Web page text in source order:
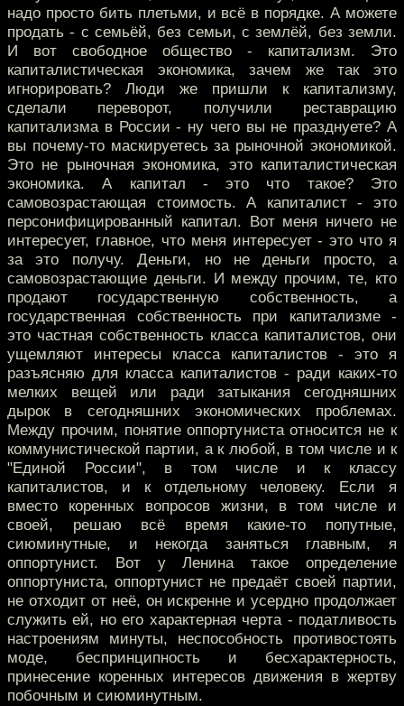
надо просто бить плетьми, и всё в порядке. А можете
продать - с семьёй, без семьи, с землёй, без земли.
И вот свободное общество - капитализм. Это
капиталистическая экономика, зачем же так это
игнорировать? Люди же пришли к капитализму,
сделали переворот, получили реставрацию
капитализма в России - ну чего вы не празднуете? А
вы почему-то маскируетесь за рыночной экономикой.
Это не рыночная экономика, это капиталистическая
экономика. А капитал - это что такое? Это
самовозрастающая стоимость. А капиталист - это
персонифицированный капитал. Вот меня ничего не
интересует, главное, что меня интересует - это что я
за это получу. Деньги, но не деньги просто, а
самовозрастающие деньги. И между прочим, те, кто
продают государственную собственность, а
государственная собственность при капитализме -
это частная собственность класса капиталистов, они
ущемляют интересы класса капиталистов - это я
разъясняю для класса капиталистов - ради каких-то
мелких вещей или ради затыкания сегодняшних
дырок в сегодняшних экономических проблемах.
Между прочим, понятие оппортуниста относится не к
коммунистической партии, а к любой, в том числе и к
"Единой России", в том числе и к классу
капиталистов, и к отдельному человеку. Если я
вместо коренных вопросов жизни, в том числе и
своей, решаю всё время какие-то попутные,
сиюминутные, и некогда заняться главным, я
оппортунист. Вот у Ленина такое определение
оппортуниста, оппортунист не предаёт своей партии,
не отходит от неё, он искренне и усердно продолжает
служить ей, но его характерная черта - податливость
настроениям минуты, неспособность противостоять
моде, беспринципность и бесхарактерность,
принесение коренных интересов движения в жертву
побочным и сиюминутным.